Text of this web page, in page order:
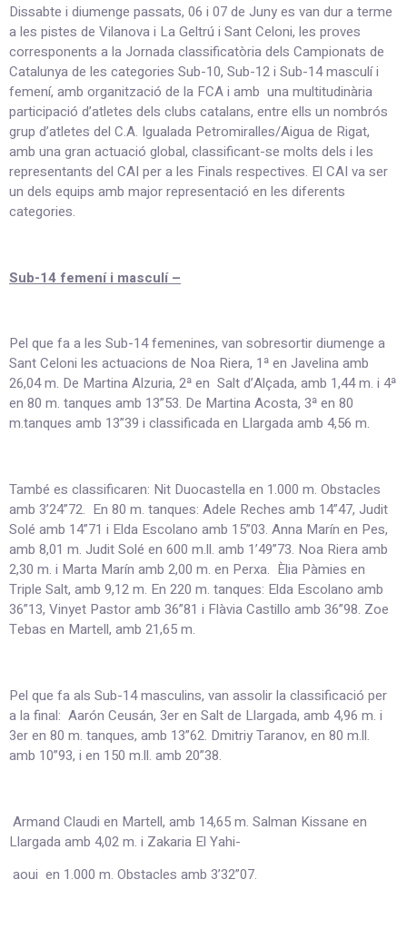
Dissabte i diumenge passats, 06 i 07 de Juny es van dur a terme
a les pistes de Vilanova i La Geltrú i Sant Celoni, les proves
corresponents a la Jornada classificatòria dels Campionats de
Catalunya de les categories Sub-10, Sub-12 i Sub-14 masculí i
femení, amb organització de la FCA i amb una multitudinària
participació d’atletes dels clubs catalans, entre ells un nombrós
grup d’atletes del C.A. Igualada Petromiralles/Aigua de Rigat,
amb una gran actuació global, classificant-se molts dels i les
representants del CAI per a les Finals respectives. El CAI va ser
un dels equips amb major representació en les diferents
categories.
Sub-14 femení i masculí –
Pel que fa a les Sub-14 femenines, van sobresortir diumenge a
Sant Celoni les actuacions de Noa Riera, 1ª en Javelina amb
26,04 m. De Martina Alzuria, 2ª en Salt d’Alçada, amb 1,44 m. i 4ª
en 80 m. tanques amb 13”53. De Martina Acosta, 3ª en 80
m.tanques amb 13”39 i classificada en Llargada amb 4,56 m.
També es classificaren: Nit Duocastella en 1.000 m. Obstacles
amb 3’24”72. En 80 m. tanques: Adele Reches amb 14”47, Judit
Solé amb 14”71 i Elda Escolano amb 15”03. Anna Marín en Pes,
amb 8,01 m. Judit Solé en 600 m.ll. amb 1’49”73. Noa Riera amb
2,30 m. i Marta Marín amb 2,00 m. en Perxa. Èlia Pàmies en
Triple Salt, amb 9,12 m. En 220 m. tanques: Elda Escolano amb
36”13, Vinyet Pastor amb 36”81 i Flàvia Castillo amb 36”98. Zoe
Tebas en Martell, amb 21,65 m.
Pel que fa als Sub-14 masculins, van assolir la classificació per
a la final: Aarón Ceusán, 3er en Salt de Llargada, amb 4,96 m. i
3er en 80 m. tanques, amb 13”62. Dmitriy Taranov, en 80 m.ll.
amb 10”93, i en 150 m.ll. amb 20”38.
Armand Claudi en Martell, amb 14,65 m. Salman Kissane en
Llargada amb 4,02 m. i Zakaria El Yahi-
aoui en 1.000 m. Obstacles amb 3’32”07.